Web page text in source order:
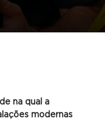
na qual a
modernas